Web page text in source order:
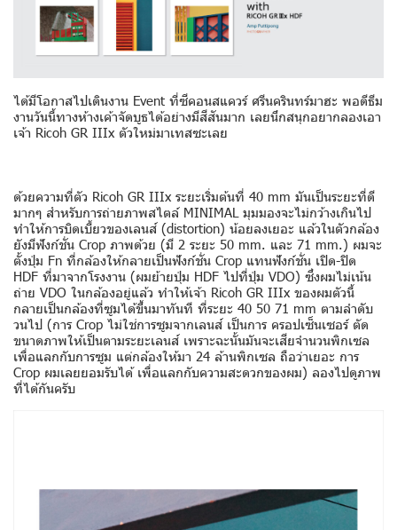
ได้มีโอกาสไปเดินงาน Event ที่ซีคอนสแควร์ ศรีนครินทร์มาฮะ พอดีธีม
งานวันนี้ทางห้างเค้าจัดบูธได้อย่างมีสีสันมาก เลยนึกสนุกอยากลองเอา
เจ้า Ricoh GR IIIx ตัวใหม่มาเทสซะเลย
ด้วยความที่ตัว Ricoh GR IIIx ระยะเริ่มต้นที่ 40 mm มันเป็นระยะที่ดี
มากๆ สำหรับการถ่ายภาพสไตล์ MINIMAL มุมมองจะไม่กว้างเกินไป
ทำให้การบิดเบี้ยวของเลนส์ (distortion) น้อยลงเยอะ แล้วในตัวกล้อง
ยังมีฟังก์ชั่น Crop ภาพด้วย (มี 2 ระยะ 50 mm. และ 71 mm.) ผมจะ
ตั้งปุ่ม Fn ที่กล้องให้กลายเป็นฟังก์ชั่น Crop แทนฟังก์ชั่น เปิด-ปิด
HDF ที่มาจากโรงงาน (ผมย้ายปุ่ม HDF ไปที่ปุ่ม VDO) ซึ่งผมไม่เน้น
ถ่าย VDO ในกล้องอยู่แล้ว ทำให้เจ้า Ricoh GR IIIx ของผมตัวนี้
กลายเป็นกล้องที่ซูมได้ขึ้นมาทันที ที่ระยะ 40 50 71 mm ตามลำดับ
วนไป (การ Crop ไม่ใช่การซูมจากเลนส์ เป็นการ ครอปเซ็นเซอร์ ตัด
ขนาดภาพให้เป็นตามระยะเลนส์ เพราะฉะนั้นมันจะเสียจำนวนพิกเซล
เพื่อแลกกับการซูม แต่กล้องให้มา 24 ล้านพิกเซล ถือว่าเยอะ การ
Crop ผมเลยยอมรับได้ เพื่อแลกกับความสะดวกของผม) ลองไปดูภาพ
ที่ได้กันครับ